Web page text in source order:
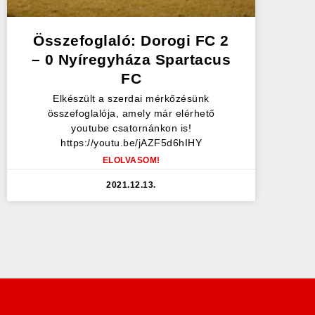
Összefoglaló: Dorogi FC 2
– 0 Nyíregyháza Spartacus
FC
Elkészült a szerdai mérkőzésünk
összefoglalója, amely már elérhető
youtube csatornánkon is!
https://youtu.be/jAZF5d6hIHY
ELOLVASOM!
2021.12.13.